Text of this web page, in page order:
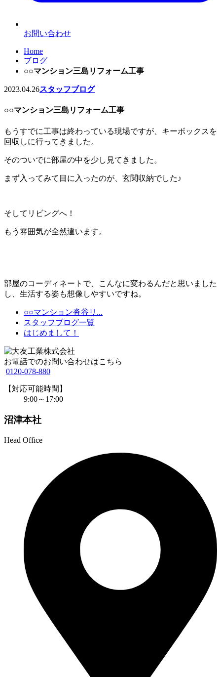
お問い合わせ
Home
ブログ
○○マンション三島リフォーム工事
2023.04.26スタッフブログ
○○マンション三島リフォーム工事
もうすでに工事は終わっている現場ですが、キーボックスを
回収しに行ってきました。
そのついでに部屋の中を少し見てきました。
まず入ってみて目に入ったのが、玄関収納でした♪
そしてリビングへ！
もう雰囲気が全然違います。
部屋のコーディネートで、こんなに変わるんだと思いました
し、生活する姿も想像しやすいですね。
○○マンション沓谷リ...
スタッフブログ一覧
はじめまして！
お電話でのお問い合わせはこちら
0120-078-880
【対応可能時間】
9:00～17:00
沼津本社
Head Office